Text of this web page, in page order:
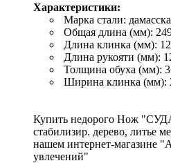
Характеристики:
Марка стали:
Общая длина (мм):
Длина клинка (мм):
Длина рукояти (мм):
Толщина обуха (мм):
Ширина клинка (мм):
Купить недорого Нож
стабилизир. дерево, литье
нашем интернет-магазине
увлечений"